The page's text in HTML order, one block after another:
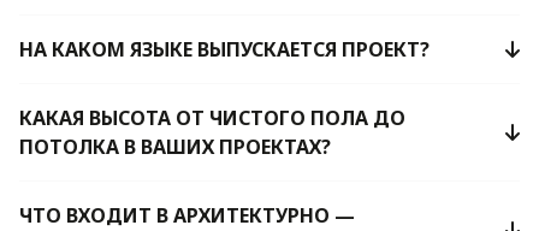
НА КАКОМ ЯЗЫКЕ ВЫПУСКАЕТСЯ ПРОЕКТ?
КАКАЯ ВЫСОТА ОТ ЧИСТОГО ПОЛА ДО
ПОТОЛКА В ВАШИХ ПРОЕКТАХ?
ЧТО ВХОДИТ В АРХИТЕКТУРНО —